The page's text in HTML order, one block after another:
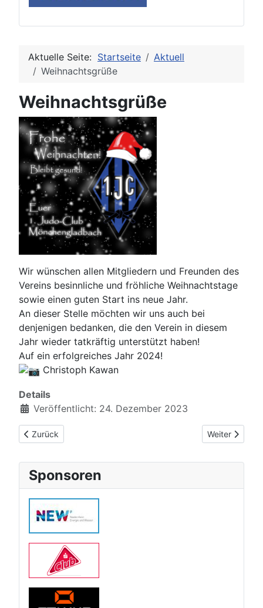
Aktuelle Seite: Startseite
Aktuell
Weihnachtsgrüße
Weihnachtsgrüße
Wir wünschen allen Mitgliedern und Freunden des
Vereins besinnliche und fröhliche Weihnachtstage
sowie einen guten Start ins neue Jahr.
An dieser Stelle möchten wir uns auch bei
denjenigen bedanken, die den Verein in diesem
Jahr wieder tatkräftig unterstützt haben!
Auf ein erfolgreiches Jahr 2024!
Christoph Kawan
Details
Veröffentlicht: 24. Dezember 2023
Vorheriger Beitrag: Erfolgreiche Kreismeisterschaften U11 und
Zurück Nächster
Weiter
Sponsoren